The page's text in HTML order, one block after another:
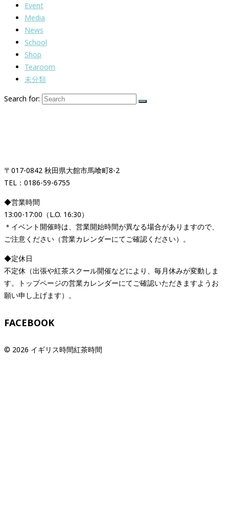
Event
Media
News
School
Shop
Tearoom
未分類
Search for:
〒017-0842 秋田県大館市馬喰町8-2
TEL：0186-59-6755
◆営業時間
13:00-17:00（L.O. 16:30）
＊イベント開催時は、営業開始時間が異なる場合がありますので、
ご注意ください（営業カレンダーにてご確認ください）。
◆定休日
不定休（出張や紅茶スクール開催などにより、毎月休みが変動しま
す。トップページの営業カレンダーにてご確認いただきますようお
願い申し上げます）。
FACEBOOK
© 2026 イギリス時間紅茶時間